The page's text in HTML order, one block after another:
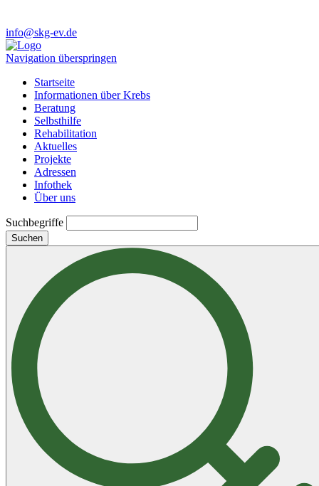
info@skg-ev.de
Navigation überspringen
Startseite
Informationen über Krebs
Beratung
Selbsthilfe
Rehabilitation
Aktuelles
Projekte
Adressen
Infothek
Über uns
Suchbegriffe
Suchen